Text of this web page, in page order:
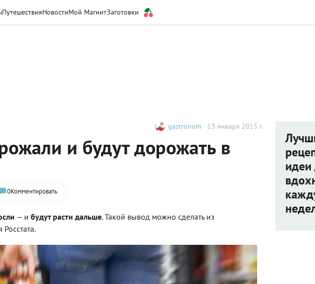
ПутешествияНовостиМой МагнитЗаготовки
gastronom 13 января 2015 г.
и будут дорожать в
0Комментировать
— и будут расти дальше. Такой вывод можно сделать из
идеи